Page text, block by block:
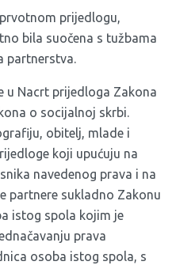
prijedlogu,
bila suočena s tužbama
partnerstva.
u Nacrt prijedloga Zakona
o socijalnoj skrbi.
obitelj, mlade i
koji upućuju na
navedenog prava i na
partnere sukladno Zakonu
istog spola kojim je
prava
osoba istog spola, s